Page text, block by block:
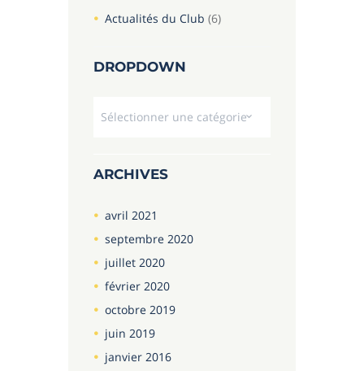
Actualités du Club (6)
DROPDOWN
ARCHIVES
avril 2021
septembre 2020
juillet 2020
février 2020
octobre 2019
juin 2019
janvier 2016